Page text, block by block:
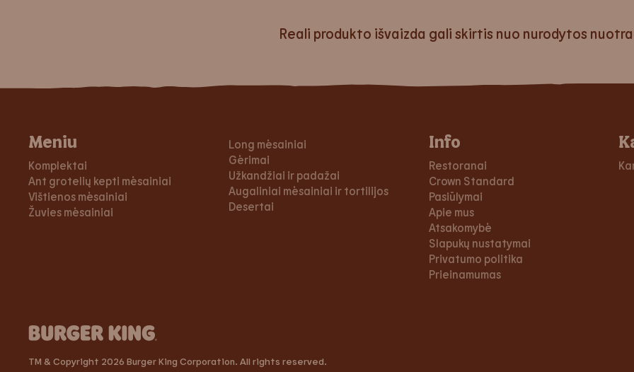
Reali produkto išvaizda gali skirtis nuo nurodytos
Meniu
Komplektai
Ant grotelių kepti mėsainiai
Vištienos mėsainiai
Žuvies mėsainiai
Long mėsainiai
Gėrimai
Užkandžiai ir padažai
Augaliniai mėsainiai ir tortilijos
Desertai
Info
Restoranai
Crown Standard
Pasiūlymai
Apie mus
Atsakomybė
Slapukų nustatymai
Privatumo politika
Prieinamumas
TM & Copyright 2026 Burger King Corporation. All rights reserved.